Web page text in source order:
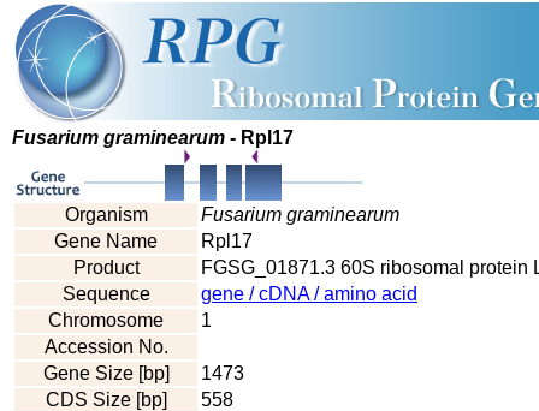
Fusarium graminearum - Rpl17
Organism
Fusarium graminearum
Gene Name
Rpl17
Product
FGSG_01871.3 60S ribosomal protein
Sequence
gene / cDNA / amino acid
Chromosome
1
Accession No.
Gene Size [bp]
1473
CDS Size [bp]
558